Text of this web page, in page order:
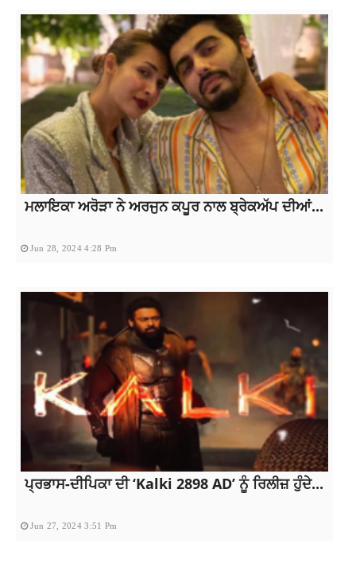
ਮਲਾਇਕਾ ਅਰੋੜਾ ਨੇ ਅਰਜੁਨ ਕਪੂਰ ਨਾਲ ਬ੍ਰੇਕਅੱਪ ਦੀਆਂ...
Jun 28, 2024 4:28 Pm
ਪ੍ਰਭਾਸ-ਦੀਪਿਕਾ ਦੀ ‘Kalki 2898 AD’ ਨੂੰ ਰਿਲੀਜ਼ ਹੁੰਦੇ...
Jun 27, 2024 3:51 Pm